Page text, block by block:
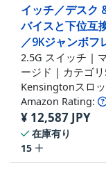
イッチ／デスク
バイスと下位互
／9Kジャンボフ
2.5G スイッチ |
ージド | カテゴ
Kensingtonスロ
Amazon Rating:
¥ 12,587 JPY
在庫有り
15